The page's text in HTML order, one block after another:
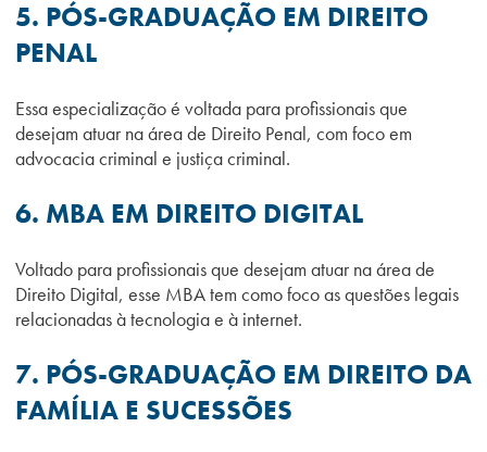
5. PÓS-GRADUAÇÃO EM DIREITO
PENAL
Essa especialização é voltada para profissionais que
desejam atuar na área de Direito Penal, com foco em
advocacia criminal e justiça criminal.
6. MBA EM DIREITO DIGITAL
Voltado para profissionais que desejam atuar na área de
Direito Digital, esse MBA tem como foco as questões legais
relacionadas à tecnologia e à internet.
7. PÓS-GRADUAÇÃO EM DIREITO DA
FAMÍLIA E SUCESSÕES